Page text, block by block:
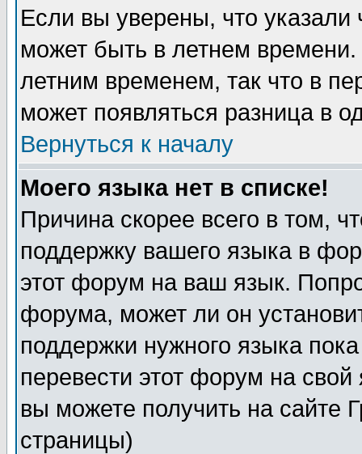
Если вы уверены, что указали
может быть в летнем
летним временем, так что в
может появляться разница в
Вернуться к началу
Моего языка нет в списке!
Причина скорее всего в том,
поддержку вашего языка в
этот форум на ваш язык.
форума, может ли он
поддержки нужного языка
перевести этот форум на
вы можете получить на сайте
страницы)